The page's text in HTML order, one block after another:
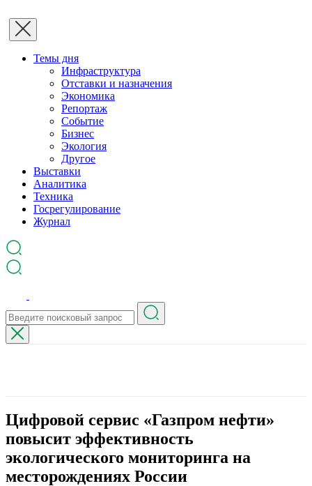
Темы дня
Инфраструктура
Отставки и назначения
Экономика
Репортаж
Событие
Бизнес
Экология
Другое
Выставки
Аналитика
Техника
Госрегулирование
Журнал
Цифровой сервис «Газпром нефти»
повысит эффективность
экологического мониторинга на
месторождениях России